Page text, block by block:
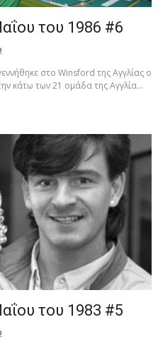
του 1986 #6
στο Winsford της Αγγλίας ο
κάτω των 21 ομάδα της Αγγλία...
του 1983 #5